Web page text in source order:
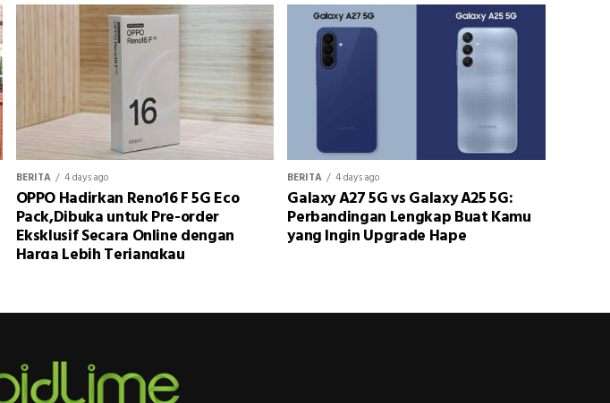
BERITA 4 days ago
OPPO Hadirkan Reno16 F 5G Eco
Pack,Dibuka untuk Pre-order
Eksklusif Secara Online dengan
Harga Lebih Terjangkau
BERITA 4 days ago
Galaxy A27 5G vs Galaxy A25 5G:
Perbandingan Lengkap Buat Kamu
yang Ingin Upgrade Hape